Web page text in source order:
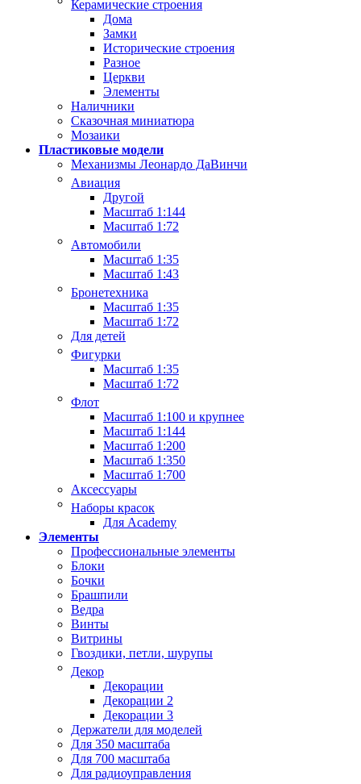
Керамические строения
Дома
Замки
Исторические строения
Разное
Церкви
Элементы
Наличники
Сказочная миниатюра
Мозаики
Пластиковые модели
Механизмы Леонардо ДаВинчи
Авиация
Другой
Масштаб 1:144
Масштаб 1:72
Автомобили
Масштаб 1:35
Масштаб 1:43
Бронетехника
Масштаб 1:35
Масштаб 1:72
Для детей
Фигурки
Масштаб 1:35
Масштаб 1:72
Флот
Масштаб 1:100 и крупнее
Масштаб 1:144
Масштаб 1:200
Масштаб 1:350
Масштаб 1:700
Аксессуары
Наборы красок
Для Academy
Элементы
Профессиональные элементы
Блоки
Бочки
Брашпили
Ведра
Винты
Витрины
Гвоздики, петли, шурупы
Декор
Декорации
Декорации 2
Декорации 3
Держатели для моделей
Для 350 масштаба
Для 700 масштаба
Для радиоуправления